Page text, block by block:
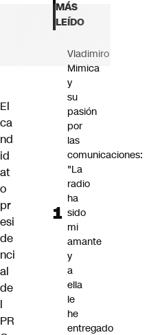
El
ca
nd
id
at
o
pr
esi
de
nci
al
de
l
PR
MÁS
LEÍDO
Vladimiro
Mimica
y
su
pasión
por
las
comunicaciones:
"La
radio
ha
sido
mi
amante
y
a
ella
le
he
entregado